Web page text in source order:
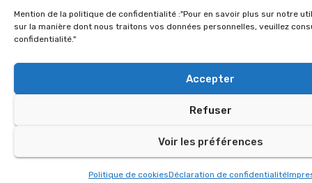
Mention de la politique de confidentialité :"Pour en savoir plus sur notre
sur la manière dont nous traitons vos données personnelles, veuillez
confidentialité."
Accepter
Refuser
Voir les préférences
Politique de cookiesDéclaration de confidentialité